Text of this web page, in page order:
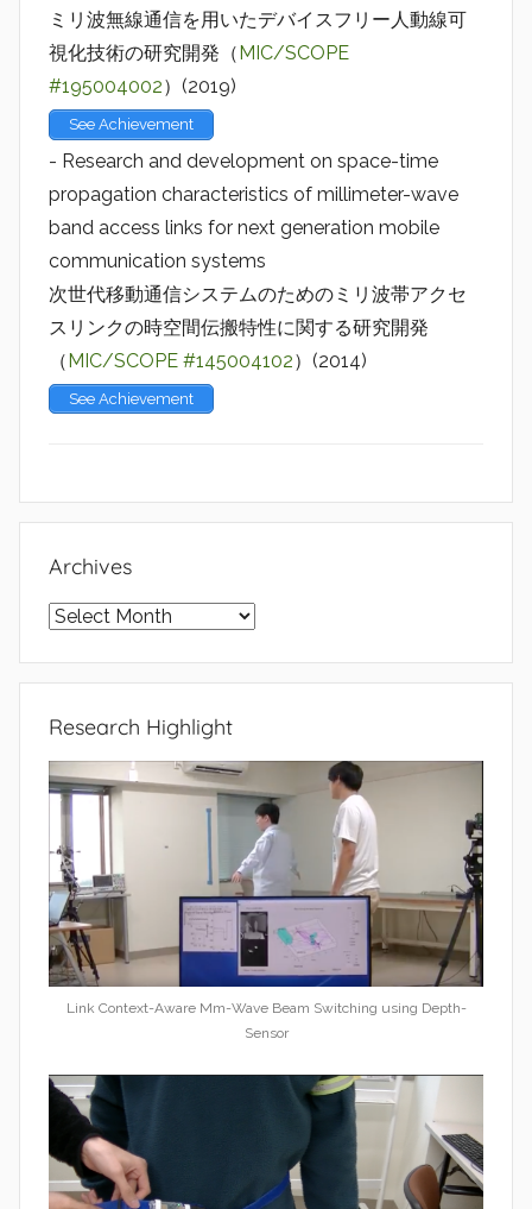
ミリ波無線通信を用いたデバイスフリー人動線可
視化技術の研究開発（ MIC/SCOPE
#195004002）(2019)
See Achievement
- Research and development on space-time
propagation characteristics of millimeter-wave
band access links for next generation mobile
communication systems
次世代移動通信システムのためのミリ波帯アクセ
スリンクの時空間伝搬特性に関する研究開発
（MIC/SCOPE #145004102）(2014)
See Achievement
Archives
Archives
Research Highlight
Link Context-Aware Mm-Wave Beam Switching using Depth-
Sensor